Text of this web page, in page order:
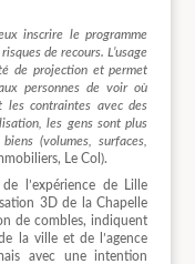
inscrire le programme
de recours. L’usage
de projection et permet
personnes de voir où
les contraintes avec des
les gens sont plus
(volumes, surfaces,
Le Col).
l’expérience de Lille
3D de la Chapelle
de combles, indiquent
la ville et de l’agence
avec une intention